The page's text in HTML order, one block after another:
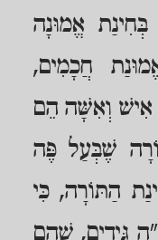
אֱמוּנָה
חֲכָמִים,
וְאִשָּׁה הֵם
שֶׁבְּעַל פֶּה
הַתּוֹרָה, כִּי
גִּידִים, שֶׁהֵם